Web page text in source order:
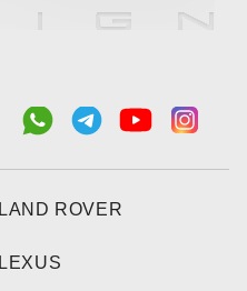
LAND ROVER
LEXUS